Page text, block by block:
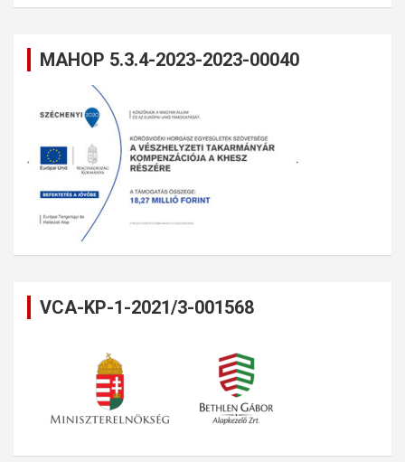
MAHOP 5.3.4-2023-2023-00040
VCA-KP-1-2021/3-001568